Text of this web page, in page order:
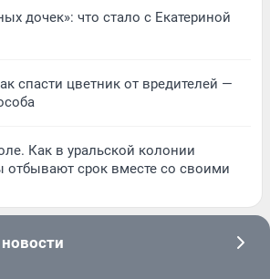
дочек»: что стало с Екатериной
спасти цветник от вредителей —
Как в уральской колонии
срок вместе со своими